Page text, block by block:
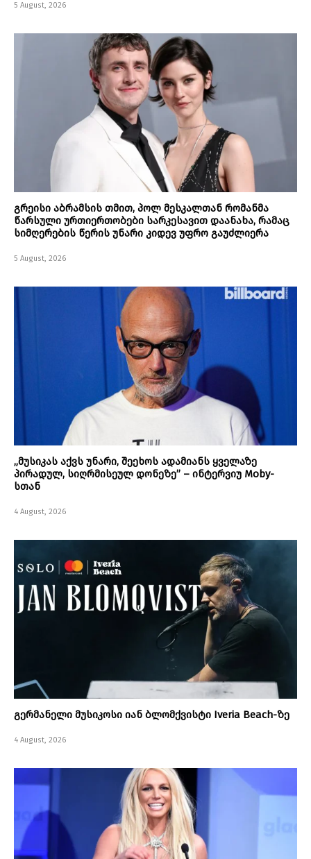
5 August, 2026
გრეისი აბრამსის თმით, პოლ მესკალთან რომანმა
წარსული ურთიერთობები სარკესავით დაანახა, რამაც
სიმღერების წერის უნარი კიდევ უფრო გაუძლიერა
5 August, 2026
„მუსიკას აქვს უნარი, შეეხოს ადამიანს ყველაზე
პირადულ, სიღრმისეულ დონეზე” – ინტერვიუ Moby-
სთან
4 August, 2026
გერმანელი მუსიკოსი იან ბლომქვისტი Iveria Beach-ზე
4 August, 2026